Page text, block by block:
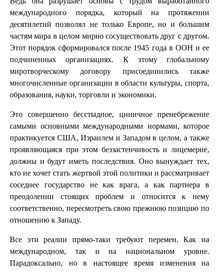
международного порядка, который на протяжении
десятилетий позволял не только Европе, но и большим
частям мира в целом мирно сосуществовать друг с другом.
Этот порядок сформировался после 1945 года в ООН и ее
подчиненных организациях. К этому глобальному
миротворческому договору присоединились также
многочисленные организации в области культуры, спорта,
образования, науки, торговли и экономики.
Это совершенно бесстыдное, циничное пренебрежение
самыми основными международными нормами, которое
практикуется США, Израилем и Западом в целом, а также
проявляющаяся при этом беззастенчивость и лицемерие,
должны и будут иметь последствия. Оно вынуждает тех,
кто не хочет стать жертвой этой политики и рассматривает
соседнее государство не как врага, а как партнера в
преодолении стоящих проблем и относится к нему
соответственно, пересмотреть свою прежнюю позицию по
отношению к Западу.
Все эти реалии прямо-таки требуют перемен. Как на
международном, так и на национальном уровне.
Парадоксально, но в настоящее время изменения на